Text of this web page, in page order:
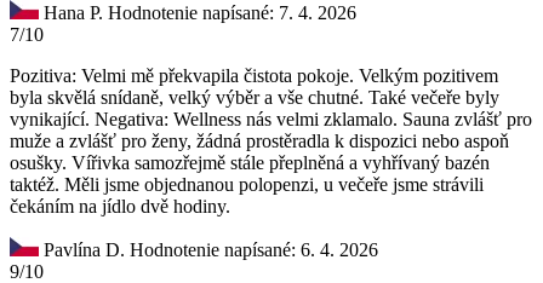
Hana P. Hodnotenie napísané: 7. 4. 2026
7/10
Pozitiva: Velmi mě překvapila čistota pokoje. Velkým pozitivem
byla skvělá snídaně, velký výběr a vše chutné. Také večeře byly
vynikající. Negativa: Wellness nás velmi zklamalo. Sauna zvlášť pro
muže a zvlášť pro ženy, žádná prostěradla k dispozici nebo aspoň
osušky. Vířivka samozřejmě stále přeplněná a vyhřívaný bazén
taktéž. Měli jsme objednanou polopenzi, u večeře jsme strávili
čekáním na jídlo dvě hodiny.
Pavlína D. Hodnotenie napísané: 6. 4. 2026
9/10